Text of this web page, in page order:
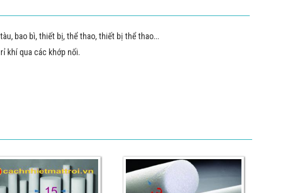
bao bì, thiết bị, thể thao, thiết bị thể thao...
khí qua các khớp nối.